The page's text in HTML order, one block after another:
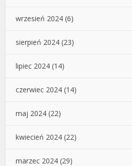
wrzesień 2024 (6)
sierpień 2024 (23)
lipiec 2024 (14)
czerwiec 2024 (14)
maj 2024 (22)
kwiecień 2024 (22)
marzec 2024 (29)